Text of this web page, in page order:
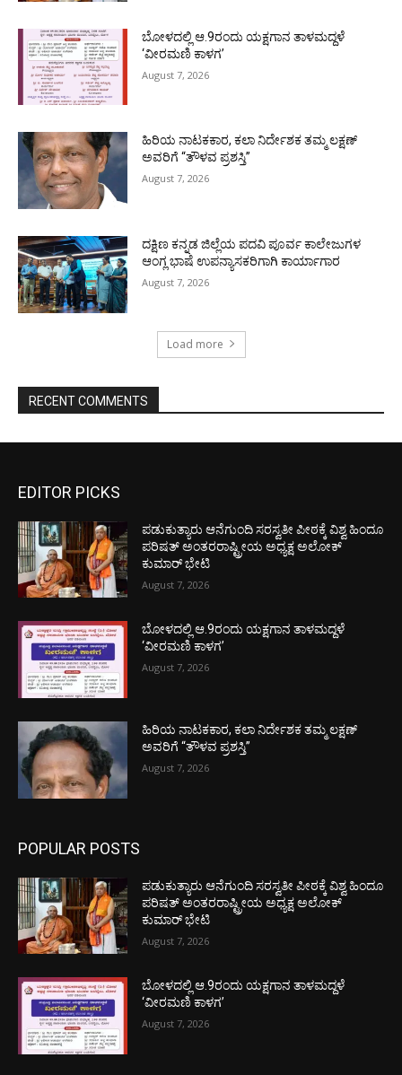
ಬೋಳದಲ್ಲಿ ಆ.9ರಂದು ಯಕ್ಷಗಾನ ತಾಳಮದ್ದಳೆ
‘ವೀರಮಣಿ ಕಾಳಗ’
August 7, 2026
ಹಿರಿಯ ನಾಟಕಕಾರ, ಕಲಾ ನಿರ್ದೇಶಕ ತಮ್ಮ ಲಕ್ಷಣ್
ಅವರಿಗೆ “ತೌಳವ ಪ್ರಶಸ್ತಿ”
August 7, 2026
ದಕ್ಷಿಣ ಕನ್ನಡ ಜಿಲ್ಲೆಯ ಪದವಿ ಪೂರ್ವ ಕಾಲೇಜುಗಳ
ಆಂಗ್ಲ ಭಾಷೆ ಉಪನ್ಯಾಸಕರಿಗಾಗಿ ಕಾರ್ಯಾಗಾರ
August 7, 2026
Load more
RECENT COMMENTS
EDITOR PICKS
ಪಡುಕುತ್ಯಾರು ಆನೆಗುಂದಿ ಸರಸ್ವತೀ ಪೀಠಕ್ಕೆ ವಿಶ್ವ ಹಿಂದೂ
ಪರಿಷತ್ ಅಂತರರಾಷ್ಟ್ರೀಯ ಅಧ್ಯಕ್ಷ ಅಲೋಕ್
ಕುಮಾರ್ ಭೇಟಿ
August 7, 2026
ಬೋಳದಲ್ಲಿ ಆ.9ರಂದು ಯಕ್ಷಗಾನ ತಾಳಮದ್ದಳೆ
‘ವೀರಮಣಿ ಕಾಳಗ’
August 7, 2026
ಹಿರಿಯ ನಾಟಕಕಾರ, ಕಲಾ ನಿರ್ದೇಶಕ ತಮ್ಮ ಲಕ್ಷಣ್
ಅವರಿಗೆ “ತೌಳವ ಪ್ರಶಸ್ತಿ”
August 7, 2026
POPULAR POSTS
ಪಡುಕುತ್ಯಾರು ಆನೆಗುಂದಿ ಸರಸ್ವತೀ ಪೀಠಕ್ಕೆ ವಿಶ್ವ ಹಿಂದೂ
ಪರಿಷತ್ ಅಂತರರಾಷ್ಟ್ರೀಯ ಅಧ್ಯಕ್ಷ ಅಲೋಕ್
ಕುಮಾರ್ ಭೇಟಿ
August 7, 2026
ಬೋಳದಲ್ಲಿ ಆ.9ರಂದು ಯಕ್ಷಗಾನ ತಾಳಮದ್ದಳೆ
‘ವೀರಮಣಿ ಕಾಳಗ’
August 7, 2026